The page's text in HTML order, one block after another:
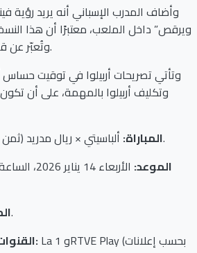
وأضاف المدرب الإسباني أنه يريد رؤية
ويرقص” داخل الملعب، معتبرًا أن هذا
وتُعبّر عن قوة ريال مدريد الهجومية.
وتأتي تصريحات أربيلوا في توقيت
وتكليف أربيلوا بالمهمة، على أن
المباراة:ألباسيتي × ريال مدريد (ثمن نهائي كأس ملك إسبانيا).
الموعد: الأربعاء 14 يناير 2026، الساعة
كارلوس بيلمونتي.
القنوات الناقلة (داخل إسبانيا):La 1 وRTVE Play (بحسب إعلانات